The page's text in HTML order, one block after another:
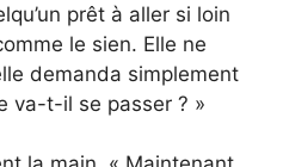
prêt à aller si loin
le sien. Elle ne
demanda simplement
va-t-il se passer ? »